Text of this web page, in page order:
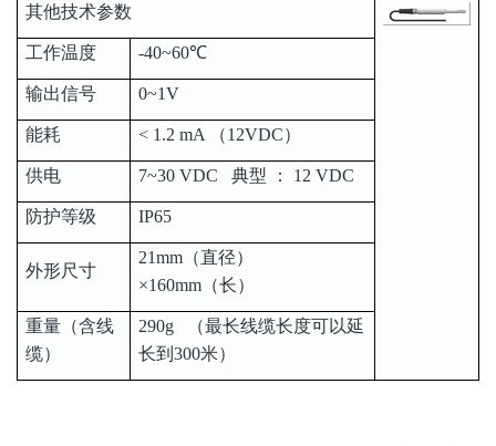
其他技术参数
工作温度 -40~60℃
输出信号 0~1V
能耗 < 1.2 mA （12VDC）
供电 7~30 VDC 典型 ： 12 VDC
防护等级 IP65
外形尺寸
21mm（直径）
×160mm（长）
重量（含线
缆）
290g （最长线缆长度可以延
长到300米）